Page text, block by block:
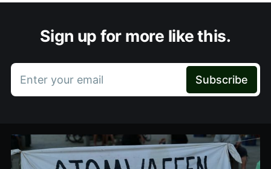
Sign up for more like this.
Enter your email Subscribe